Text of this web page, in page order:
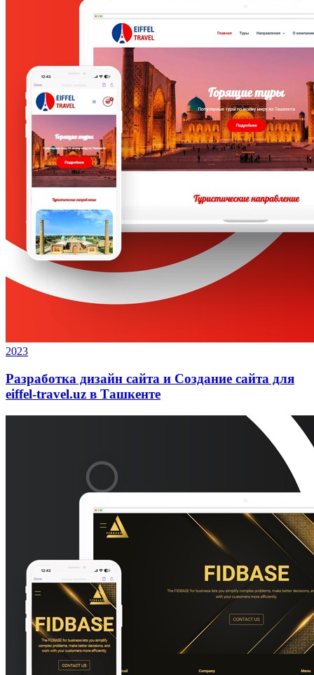
2023
Разработка дизайн сайта и Создание сайта для
eiffel-travel.uz в Ташкенте